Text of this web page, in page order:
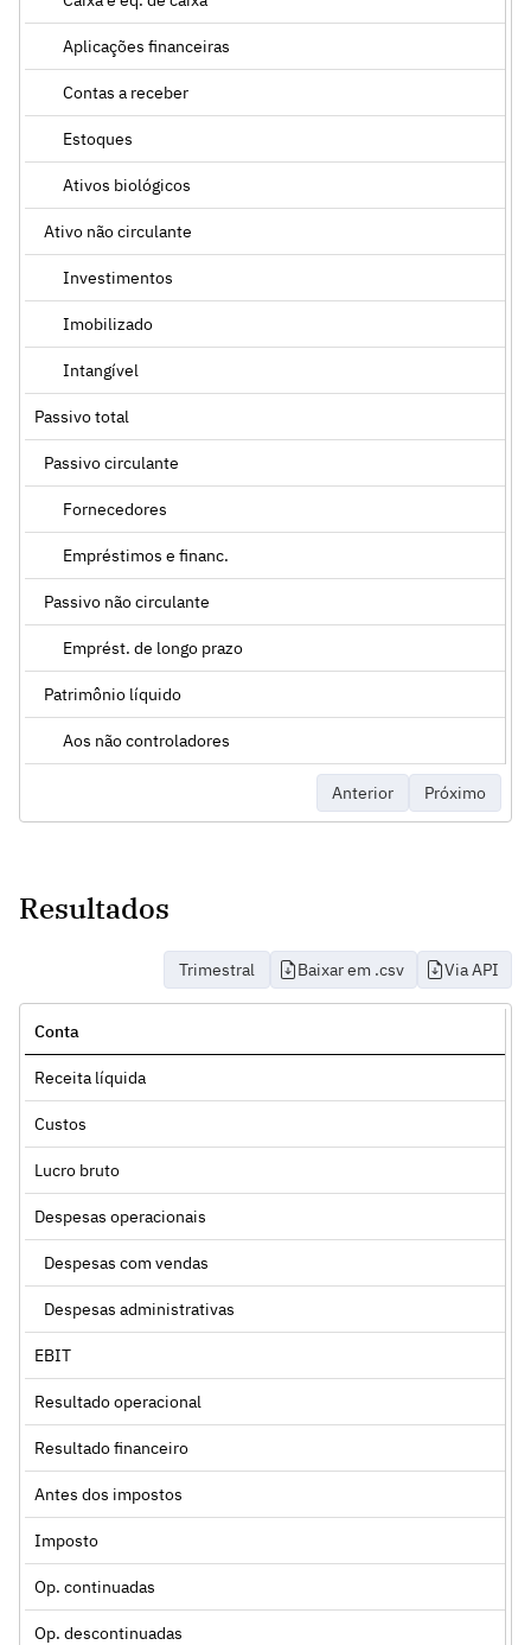
Aplicações financeiras
Contas a receber
Estoques
Ativos biológicos
Ativo não circulante
Investimentos
Imobilizado
Intangível
Passivo total
Passivo circulante
Fornecedores
Empréstimos e financ.
Passivo não circulante
Emprést. de longo prazo
Patrimônio líquido
Aos não controladores
Anterior Próximo
Resultados
Trimestral Baixar em .csv Via API
Conta
Receita líquida
Custos
Lucro bruto
Despesas operacionais
Despesas com vendas
Despesas administrativas
EBIT
Resultado operacional
Resultado financeiro
Antes dos impostos
Imposto
Op. continuadas
Op. descontinuadas